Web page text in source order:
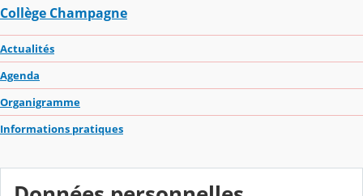
Collège Champagne
Actualités
Agenda
Organigramme
Informations pratiques